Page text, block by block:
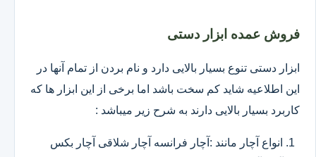
فروش عمده ابزار دستی
ابزار دستی تنوع بسیار بالایی دارد و نام بردن از تمام آنها در
این اطلاعیه شاید کم سخت باشد اما برخی از این ابزار ها که
کاربرد بسیار بالایی دارند به شرح زیر میباشد :
انواع آچار مانند :آچار فرانسه آچار شلاقی آچار بکس